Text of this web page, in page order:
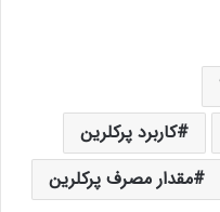
کاربرد پرکلرین
مقدار مصرف پرکلرین